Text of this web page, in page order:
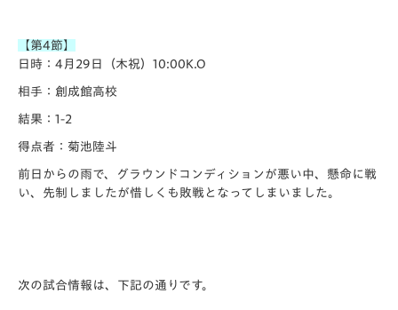
【第4節】
日時：4月29日（木祝）10:00K.O
相手：創成館高校
結果：1-2
得点者：菊池陸斗
前日からの雨で、グラウンドコンディションが悪い中、懸命に戦
い、先制しましたが惜しくも敗戦となってしまいました。
次の試合情報は、下記の通りです。